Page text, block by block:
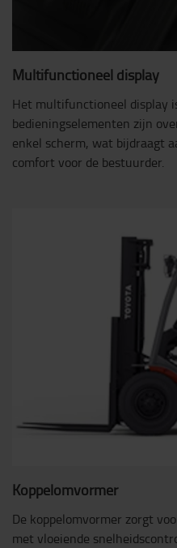
Multifunctioneel display
Het multifunctioneel display
bedieningselementen zijn
enkel scherm, wat bijdraagt
comfort voor de bestuurder.
Koppelomvormer
De koppelomvormer zorgt
met vloeiende